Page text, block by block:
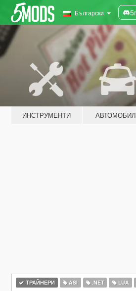
Български
ИНСТРУМЕНТИ
ТРАЙНЕРИ ASI .NET LUA